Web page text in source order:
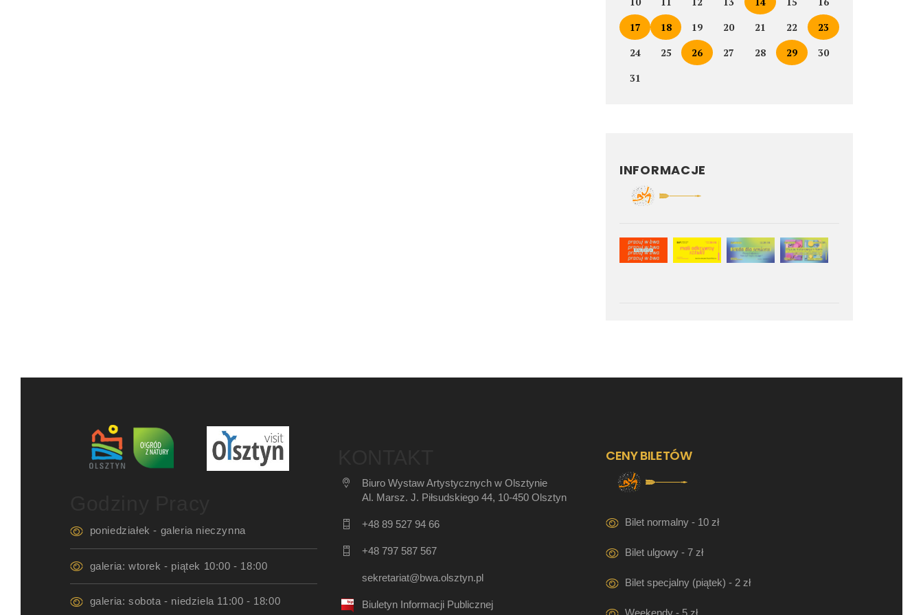
17
18 19 20 21 22
23
24
25 26 27 28 29
30
31
INFORMACJE
poniedziałek - galeria nieczynna
galeria: wtorek - piątek 10:00 - 18:00
galeria: sobota - niedziela 11:00 - 18:00
Biuro Wystaw Artystycznych w Olsztynie
Al. Marsz. J. Piłsudskiego 44, 10-450 Olsztyn
+48 89 527 94 66
+48 797 587 567
sekretariat@bwa.olsztyn.pl
Biuletyn Informacji Publicznej
CENY BILETÓW
Bilet normalny - 10 zł
Bilet ulgowy - 7 zł
Bilet specjalny (piątek) - 2 zł
Weekendy - 5 zł